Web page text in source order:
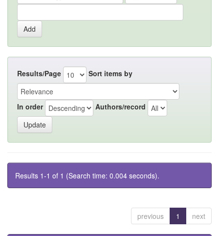
Results/Page Sort items by
In order Authors/record
Results 1-1 of 1 (Search time: 0.004 seconds).
previous 1 next